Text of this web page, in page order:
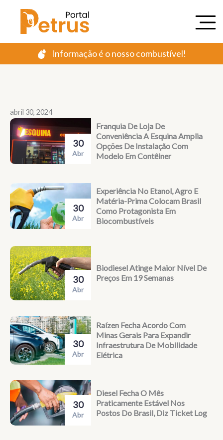
Informação é o nosso combustível!
abril 30, 2024
30
Abr
Franquia De Loja De
Conveniência A Esquina Amplia
Opções De Instalação Com
Modelo Em Contêiner
30
Abr
Experiência No Etanol, Agro E
Matéria-Prima Colocam Brasil
Como Protagonista Em
Biocombustíveis
30
Abr
Biodiesel Atinge Maior Nível De
Preços Em 19 Semanas
30
Abr
Raízen Fecha Acordo Com
Minas Gerais Para Expandir
Infraestrutura De Mobilidade
Elétrica
30
Abr
Diesel Fecha O Mês
Praticamente Estável Nos
Postos Do Brasil, Diz Ticket Log